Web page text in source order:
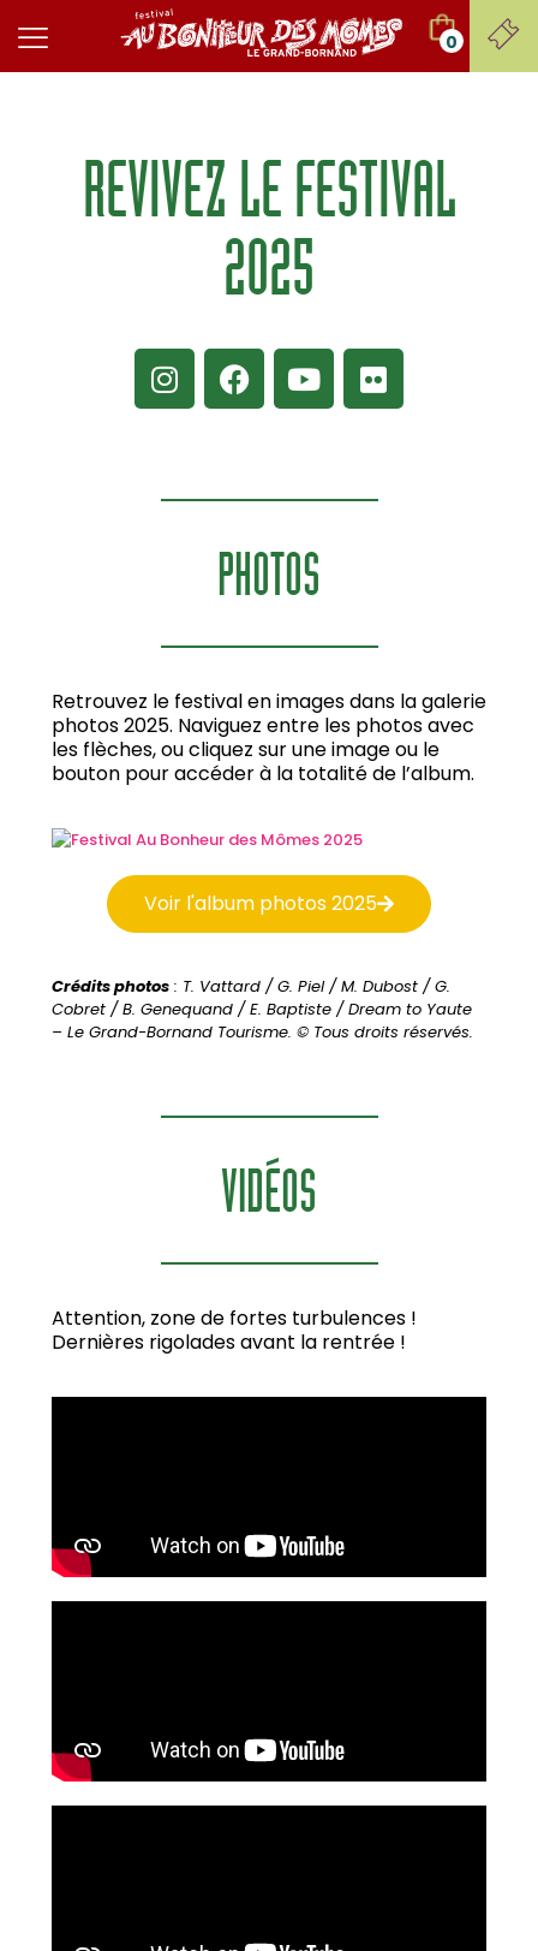
0
REVIVEZ LE FESTIVAL
2025
PHOTOS
Retrouvez le festival en images dans la galerie
photos 2025. Naviguez entre les photos avec
les flèches, ou cliquez sur une image ou le
bouton pour accéder à la totalité de l’album.
Voir l'album photos 2025
Crédits photos : T. Vattard / G. Piel / M. Dubost / G.
Cobret / B. Genequand / E. Baptiste / Dream to Yaute
– Le Grand-Bornand Tourisme. © Tous droits réservés.
VIDÉOS
Attention, zone de fortes turbulences !
Dernières rigolades avant la rentrée !